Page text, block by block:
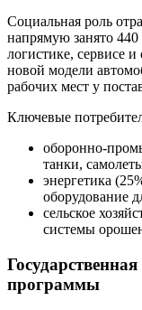
Социальная роль
напрямую занято
логистике, сервисе
новой модели
рабочих мест у
Ключевые
оборонно-
танки,
энергетика
оборудование
сельское
системы
программы